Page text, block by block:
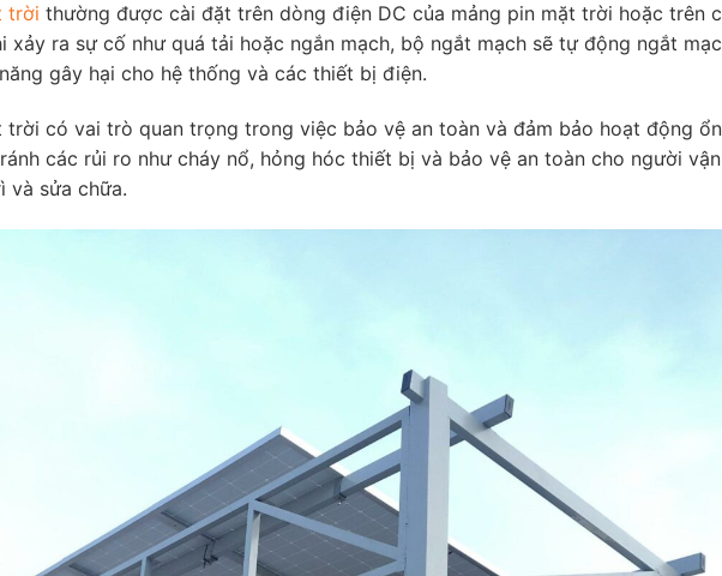
trời thường được cài đặt trên dòng điện DC của mảng pin mặt trời hoặc trên
xảy ra sự cố như quá tải hoặc ngắn mạch, bộ ngắt mạch sẽ tự động ngắt
gây hại cho hệ thống và các thiết bị điện.
trời có vai trò quan trọng trong việc bảo vệ an toàn và đảm bảo hoạt động
các rủi ro như cháy nổ, hỏng hóc thiết bị và bảo vệ an toàn cho người
và sửa chữa.